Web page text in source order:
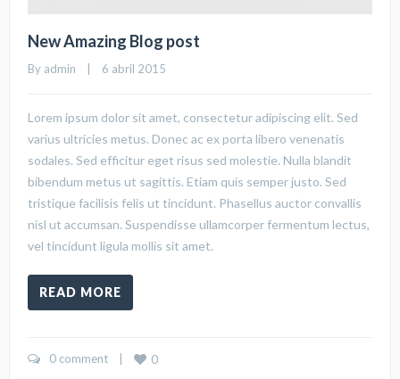
New Amazing Blog post
By admin
    |    6 abril 2015
Lorem ipsum dolor sit amet, consectetur adipiscing elit. Sed
varius ultricies metus. Donec ac ex porta libero venenatis
sodales. Sed efficitur eget risus sed molestie. Nulla blandit
bibendum metus ut sagittis. Etiam quis semper justo. Sed
tristique facilisis felis ut tincidunt. Phasellus auctor convallis
nisl ut accumsan. Suspendisse ullamcorper fermentum lectus,
vel tincidunt ligula mollis sit amet.
READ MORE
0 comment 0